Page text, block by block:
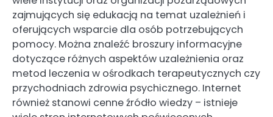
zajmujących się edukacją na temat uzależnień i
oferujących wsparcie dla osób potrzebujących
pomocy. Można znaleźć broszury informacyjne
dotyczące różnych aspektów uzależnienia oraz
metod leczenia w ośrodkach terapeutycznych czy
przychodniach zdrowia psychicznego. Internet
również stanowi cenne źródło wiedzy – istnieje